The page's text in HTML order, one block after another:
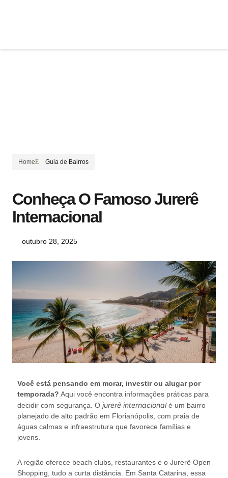
Home Guia de Bairros
Conheça O Famoso Jurerê
Internacional
outubro 28, 2025
Você está pensando em morar, investir ou alugar por
temporada? Aqui você encontra informações práticas para
decidir com segurança. O jurerê internacionalé um bairro
planejado de alto padrão em Florianópolis, com praia de
águas calmas e infraestrutura que favorece famílias e
jovens.
A região oferece beach clubs, restaurantes e o Jurerê Open
Shopping, tudo a curta distância. Em Santa Catarina, essa